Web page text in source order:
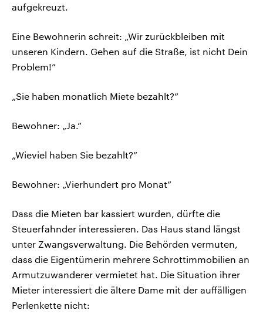
aufgekreuzt.
Eine Bewohnerin schreit: „Wir zurückbleiben mit
unseren Kindern. Gehen auf die Straße, ist nicht Dein
Problem!”
„Sie haben monatlich Miete bezahlt?”
Bewohner: „Ja.”
„Wieviel haben Sie bezahlt?”
Bewohner: „Vierhundert pro Monat”
Dass die Mieten bar kassiert wurden, dürfte die
Steuerfahnder interessieren. Das Haus stand längst
unter Zwangsverwaltung. Die Behörden vermuten,
dass die Eigentümerin mehrere Schrottimmobilien an
Armutzuwanderer vermietet hat. Die Situation ihrer
Mieter interessiert die ältere Dame mit der auffälligen
Perlenkette nicht: